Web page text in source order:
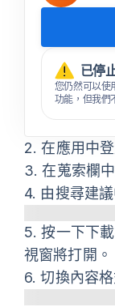
已停
您仍然可以使
功能，但我們
2. 在應用中
3. 在蒐索欄
4. 由搜尋建
5. 按一下下載
視窗將打開。
6. 切換內容